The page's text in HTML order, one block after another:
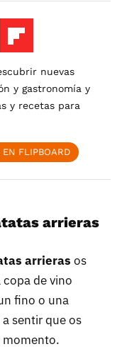
nuevas
y gastronomía y
y recetas para
EN FLIPBOARD
arrieras
arrieras os
de vino
fino o una
sentir que os
momento.